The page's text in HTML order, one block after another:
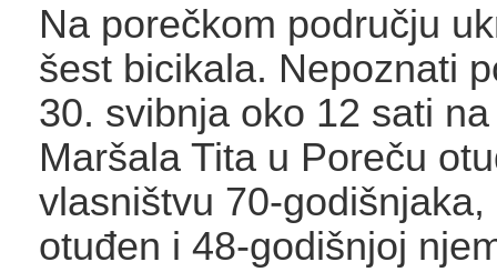
Na porečkom području
šest bicikala. Nepoznati
30. svibnja oko 12 sati
Maršala Tita u Poreču
vlasništvu 70-
otuđen i 48-godišnjoj